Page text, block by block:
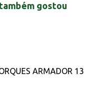
gostou